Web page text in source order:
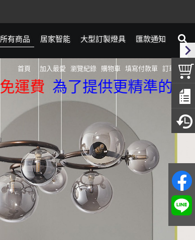
所有商品 居家智能 大型訂製燈具 匯款通知
首頁 加入最愛 瀏覽紀錄 購物車 填寫付款單 訂單查詢
為了提供更精準的服務，我